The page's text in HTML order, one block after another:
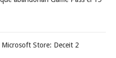
Microsoft Store: Deceit 2